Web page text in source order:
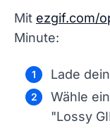
Mit ezgif.com/
Minute:
Lade
Wähle
"Lossy